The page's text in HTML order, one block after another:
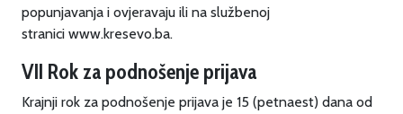
popunjavanja i ovjeravaju ili na službenoj
stranici www.kresevo.ba.
VII Rok za podnošenje prijava
Krajnji rok za podnošenje prijava je 15 (petnaest) dana od